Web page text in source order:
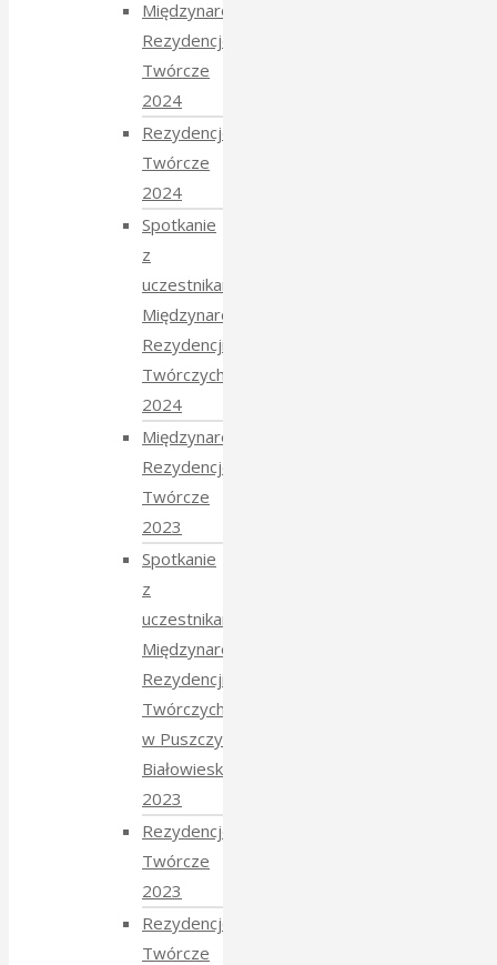
Międzynarodowe
Rezydencje
Twórcze
2024
Rezydencje
Twórcze
2024
Spotkanie
z
uczestnikami
Międzynarodowych
Rezydencji
Twórczych
2024
Międzynarodowe
Rezydencje
Twórcze
2023
Spotkanie
z
uczestnikami
Międzynarodowych
Rezydencji
Twórczych
w Puszczy
Białowieskiej
2023
Rezydencje
Twórcze
2023
Rezydencje
Twórcze